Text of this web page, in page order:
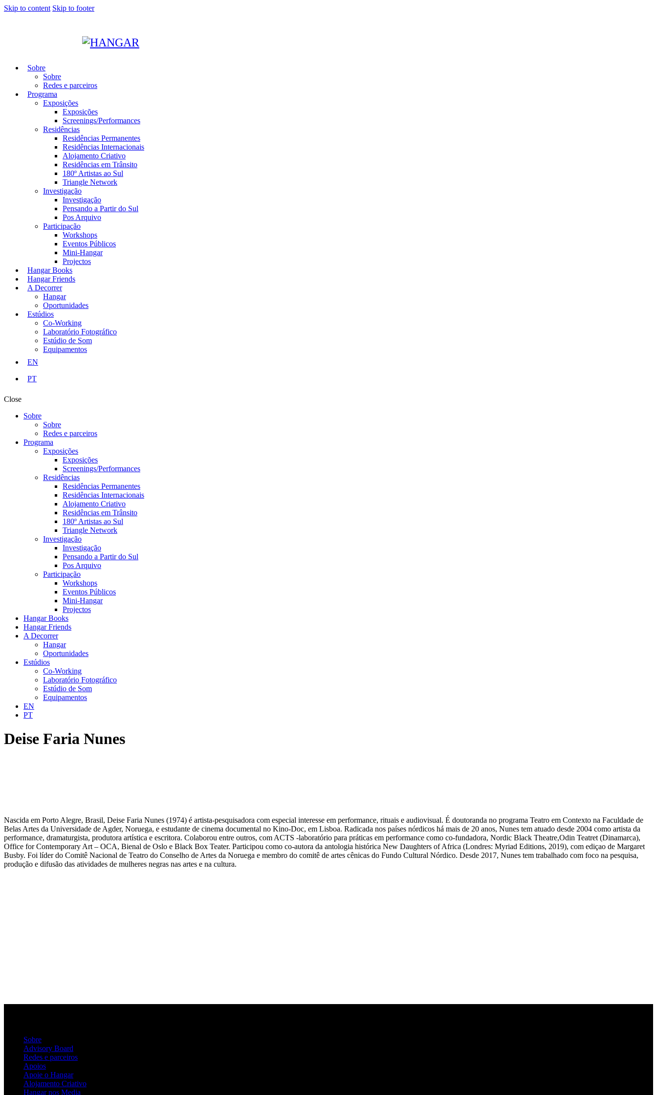
Skip to content Skip to footer
Sobre
Sobre
Redes e parceiros
Programa
Exposições
Exposições
Screenings/Performances
Residências
Residências Permanentes
Residências Internacionais
Alojamento Criativo
Residências em Trânsito
180º Artistas ao Sul
Triangle Network
Investigação
Investigação
Pensando a Partir do Sul
Pos Arquivo
Participação
Workshops
Eventos Públicos
Mini-Hangar
Projectos
Hangar Books
Hangar Friends
A Decorrer
Hangar
Oportunidades
Estúdios
Co-Working
Laboratório Fotográfico
Estúdio de Som
Equipamentos
EN
PT
Close
Sobre
Sobre
Redes e parceiros
Programa
Exposições
Exposições
Screenings/Performances
Residências
Residências Permanentes
Residências Internacionais
Alojamento Criativo
Residências em Trânsito
180º Artistas ao Sul
Triangle Network
Investigação
Investigação
Pensando a Partir do Sul
Pos Arquivo
Participação
Workshops
Eventos Públicos
Mini-Hangar
Projectos
Hangar Books
Hangar Friends
A Decorrer
Hangar
Oportunidades
Estúdios
Co-Working
Laboratório Fotográfico
Estúdio de Som
Equipamentos
EN
PT
Deise Faria Nunes
Nascida em Porto Alegre, Brasil, Deise Faria Nunes (1974) é artista-pesquisadora com especial interesse em performance, rituais e audiovisual. É doutoranda no programa Teatro em Contexto na Faculdade de
Belas Artes da Universidade de Agder, Noruega, e estudante de cinema documental no Kino-Doc, em Lisboa. Radicada nos países nórdicos há mais de 20 anos, Nunes tem atuado desde 2004 como artista da
performance, dramaturgista, produtora artística e escritora. Colaborou entre outros, com ACTS -laboratório para práticas em performance como co-fundadora, Nordic Black Theatre,Odin Teatret (Dinamarca),
Office for Contemporary Art – OCA, Bienal de Oslo e Black Box Teater. Participou como co-autora da antologia histórica New Daughters of Africa (Londres: Myriad Editions, 2019), com ediçao de Margaret
Busby. Foi líder do Comitê Nacional de Teatro do Conselho de Artes da Noruega e membro do comitê de artes cênicas do Fundo Cultural Nórdico. Desde 2017, Nunes tem trabalhado com foco na pesquisa,
produção e difusão das atividades de mulheres negras nas artes e na cultura.
Sobre
Advisory Board
Redes e parceiros
Apoios
Apoie o Hangar
Alojamento Criativo
Hangar nos Media